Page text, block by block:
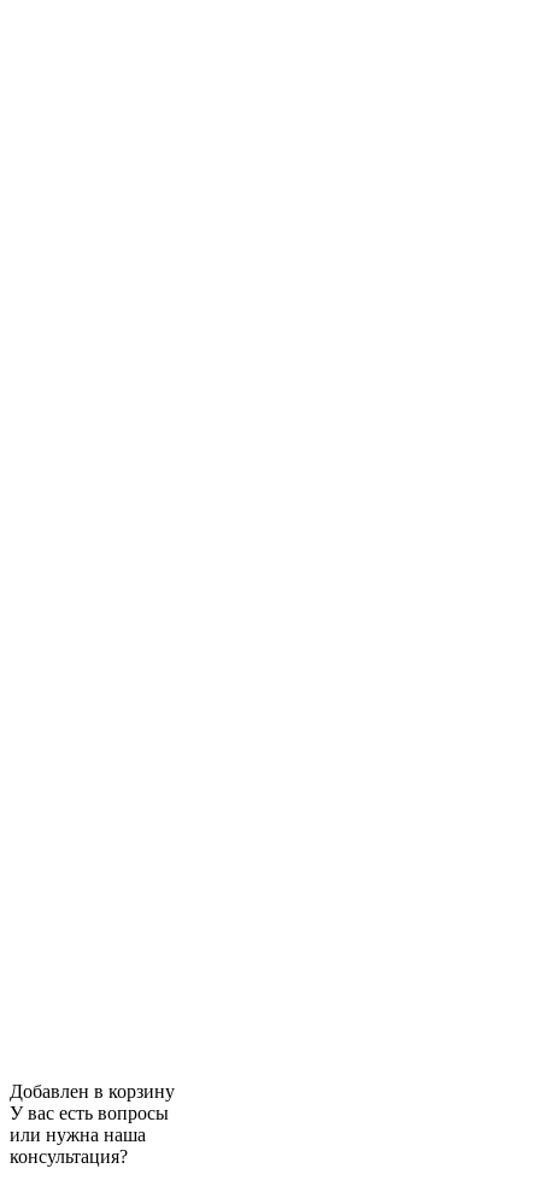
Добавлен в корзину
У вас есть вопросы
или нужна наша
консультация?